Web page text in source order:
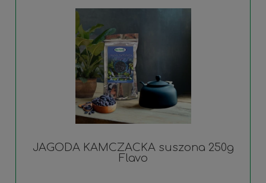
JAGODA KAMCZACKA suszona 250g
Flavo